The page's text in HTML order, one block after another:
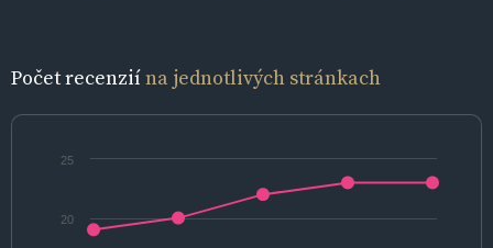
Počet recenziína jednotlivých stránkach
20
25